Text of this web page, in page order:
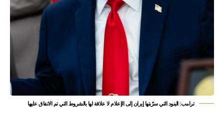
‏ترامب: البنود التي سرّبتها إيران إلى الإعلام لا علاقة لها بالشروط التي تم الاتفاق عليها